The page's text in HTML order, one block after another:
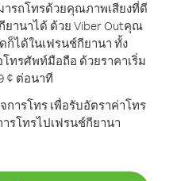
รถโทรด้วยคุณภาพเสียงที่ดี
านาได้ ด้วย Viber Outคุณ
ก็ได้ในเฟรนช์กียานา ทั้ง
ทรศัพท์มือถือ ด้วยราคาเริ่ม
¢ ต่อนาที
ารโทร เพื่อรับอัตราค่าโทร
รโทรไปเฟรนช์กียานา